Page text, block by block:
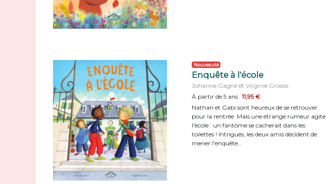
Nouveauté
Enquête à l'école
Johanne Gagné et Virginie Grosos
À partir de 5 ans 11,95 €
Nathan et Gabi sont heureux de se retrouver
pour la rentrée. Mais une étrange rumeur agite
l'école : un fantôme se cacherait dans les
toilettes ! Intrigués, les deux amis décident de
mener l'enquête…